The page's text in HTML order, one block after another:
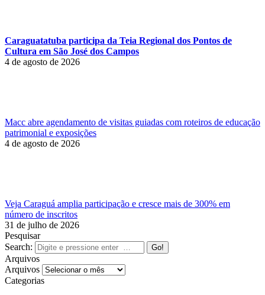
Caraguatatuba participa da Teia Regional dos Pontos de
Cultura em São José dos Campos
4 de agosto de 2026
Macc abre agendamento de visitas guiadas com roteiros de educação
patrimonial e exposições
4 de agosto de 2026
Veja Caraguá amplia participação e cresce mais de 300% em
número de inscritos
31 de julho de 2026
Pesquisar
Search:
Arquivos
Arquivos
Categorias